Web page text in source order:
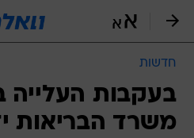
חדשות
בעקבות העלייה
משרד הבריאות